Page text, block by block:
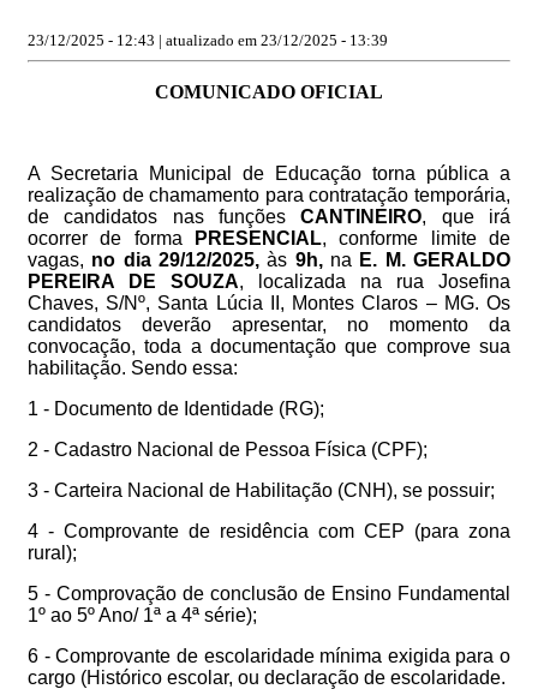
23/12/2025 - 12:43 | atualizado em 23/12/2025 - 13:39
COMUNICADO OFICIAL
A Secretaria Municipal de Educação torna pública a
realização de chamamento para contratação temporária,
de candidatos nas funçõesCANTINEIRO, que irá
ocorrer de forma
PRESENCIAL, conforme limite de
vagas, no dia 29/12/2025,às 9h, na E. M. GERALDO
PEREIRA DE SOUZA, localizada na rua Josefina
Chaves, S/Nº, Santa Lúcia II, Montes Claros – MG. Os
candidatos deverão apresentar, no momento da
convocação, toda a documentação que comprove sua
habilitação. Sendo essa:
1 - Documento de Identidade (RG);
2 - Cadastro Nacional de Pessoa Física (CPF);
3 - Carteira Nacional de Habilitação (CNH), se possuir;
4 - Comprovante de residência com CEP (para zona
rural);
5 - Comprovação de conclusão de Ensino Fundamental
1º ao 5º Ano/ 1ª a 4ª série);
6 - Comprovante de escolaridade mínima exigida para o
cargo (Histórico escolar, ou declaração de escolaridade.